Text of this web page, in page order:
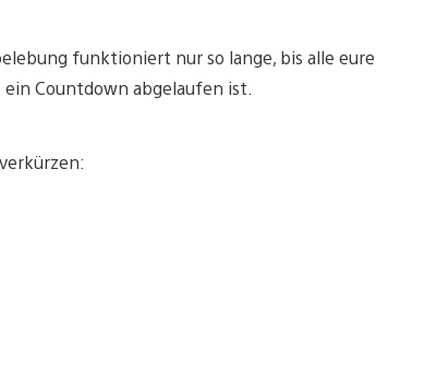
funktioniert nur so lange, bis alle eure
Countdown abgelaufen ist.